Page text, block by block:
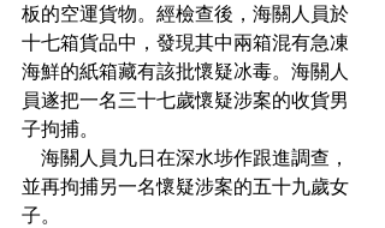
板的空運貨物。經檢查後，海關人員於
十七箱貨品中，發現其中兩箱混有急凍
海鮮的紙箱藏有該批懷疑冰毒。海關人
員遂把一名三十七歲懷疑涉案的收貨男
子拘捕。
海關人員九日在深水埗作跟進調查，
並再拘捕另一名懷疑涉案的五十九歲女
子。